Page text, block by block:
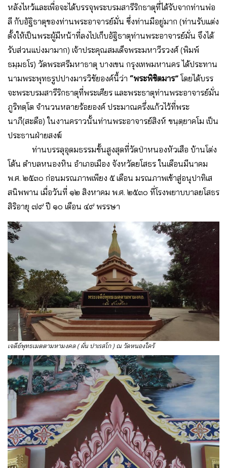
หลังไหว้และเพื่อจะได้บรรจุพระบรมสารีริกธาตุที่ได้รับจากท่านพ่อ
ลี กับอัฐิธาตุของท่านพระอาจารย์มั่น ซึ่งท่านมีอยู่มาก (ท่านรับแต่ง
ตั้งให้เป็นพระผู้มีหน้าที่ลงไปเก็บอัฐิธาตุท่านพระอาจารย์มั่น จึงได้
รับส่วนแบ่งมามาก) เจ้าประคุณสมเด็จพระมหาวีรวงศ์ (พิมพ์
ธมฺมธโร) วัดพระศรีมหาธาตุ บางเขน กรุงเทพมหานคร ได้ประทาน
นามพระพุทธรูปปางมารวิชัยองค์นี้ว่า “พระพิชิตมาร” โดยได้บรร
จะพระบรมสารีริกธาตุที่พระเศียร และพระธาตุท่านพระอาจารย์มั่น
ภูริทตฺโต จำนวนหลายร้อยองค์ ประมาณครึ่งแก้วไว้ที่พระ
นาภี(สะดือ) ในงานคราวนั้นท่านพระอาจารย์สิงห์ ขนฺตฺยาคโม เป็น
ประธานฝ่ายสงฆ์
ท่านบรรลุอุดมธรรมขั้นสูงสุดที่วัดป่าหนองหัวเสือ บ้านโต่ง
โต้น ตำบลหนองหิน อำเภอเมือง จังหวัดยโสธร ในเดือนมีนาคม
พ.ศ. ๒๕๓๐ ก่อนมรณภาพเพียง ๕ เดือน มรณภาพเข้าสู่อนุปาทิเส
สนิพพาน เมื่อวันที่ ๑๒ สิงหาคม พ.ศ. ๒๕๓๐ ที่โรงพยาบบาลยโสธร
สิริอายุ ๗๙ ปี ๑๐ เดือน ๔๙ พรรษา
เจดีย์พุทธเมตตามหามงคล ( ผั่น ปาเรสโก ) ณ วัดหนองใคร้